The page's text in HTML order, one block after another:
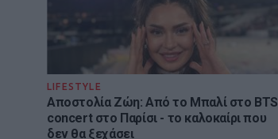
LIFESTYLE
Αποστολία Ζώη: Από το Μπαλί στο BTS
concert στο Παρίσι - το καλοκαίρι που
δεν θα ξεχάσει